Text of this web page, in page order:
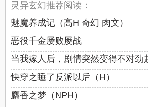
灵异玄幻推荐阅读：
魅魔养成记（高H 奇幻 肉文）
恶役千金屡败屡战
当我嫁人后，剧情突然变得不对劲
快穿之睡了反派以后（H）
麝香之梦（NPH）